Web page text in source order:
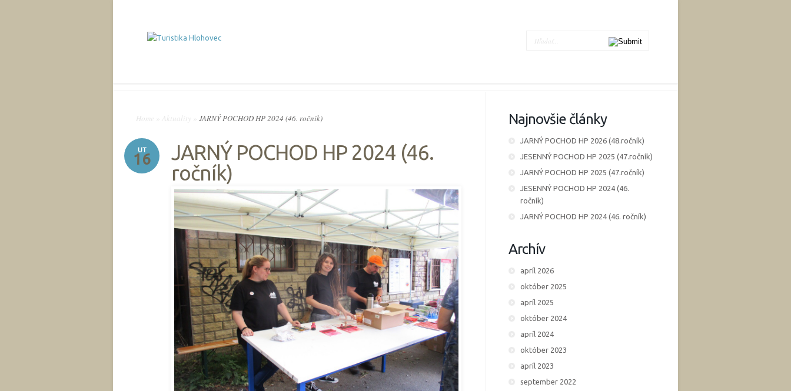
Home Aktuality JARNÝ POCHOD HP 2024 (46. ročník)
UT
16
JARNÝ POCHOD HP 2024 (46.
ročník)
Najnovšie články
JARNÝ POCHOD HP 2026 (48.ročník)
JESENNÝ POCHOD HP 2025 (47.ročník)
JARNÝ POCHOD HP 2025 (47.ročník)
JESENNÝ POCHOD HP 2024 (46.
ročník)
JARNÝ POCHOD HP 2024 (46. ročník)
Archív
apríl 2026
október 2025
apríl 2025
október 2024
apríl 2024
október 2023
apríl 2023
september 2022